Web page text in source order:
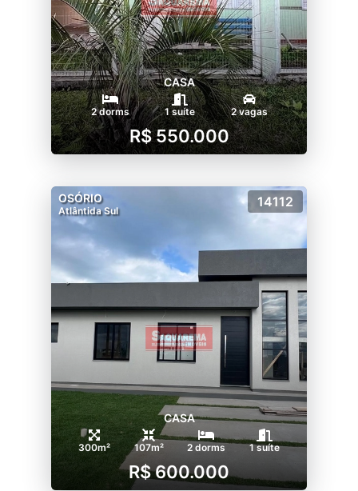
CASA
2 dorms 1 suíte 2 vagas
R$ 550.000
OSÓRIO
Atlântida Sul
14112
CASA
300m² 107m² 2 dorms 1 suíte
R$ 600.000